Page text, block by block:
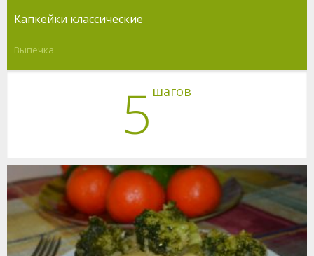
Капкейки классические
Выпечка
5 шагов